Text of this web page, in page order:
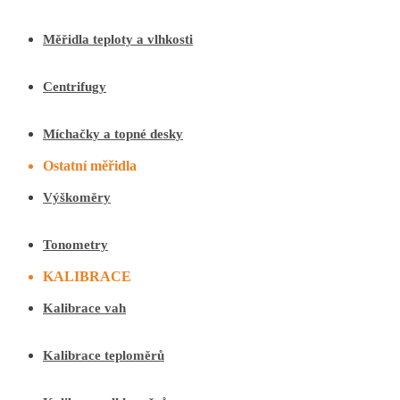
Měřidla teploty a vlhkosti
Centrifugy
Míchačky a topné desky
Ostatní měřidla
Výškoměry
Tonometry
KALIBRACE
Kalibrace vah
Kalibrace teploměrů